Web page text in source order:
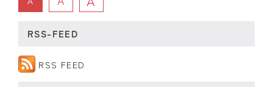
RSS-FEED
RSS FEED